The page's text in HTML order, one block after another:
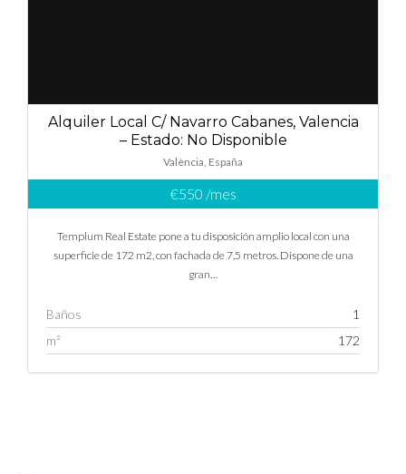
Alquiler Local C/ Navarro Cabanes, Valencia
– Estado: No Disponible
València, España
€550 /mes
Templum Real Estate pone a tu disposición amplio local con una
superficie de 172 m2, con fachada de 7,5 metros. Dispone de una
gran…
Baños
1
m²
172
Don't have an account? Sign Up
Username